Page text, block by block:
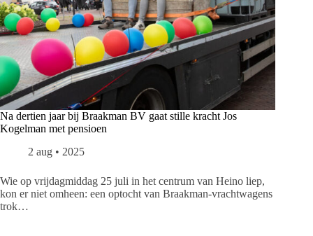
Na dertien jaar bij Braakman BV gaat stille kracht Jos
Kogelman met pensioen
2 aug • 2025
Wie op vrijdagmiddag 25 juli in het centrum van Heino liep,
kon er niet omheen: een optocht van Braakman-vrachtwagens
trok…